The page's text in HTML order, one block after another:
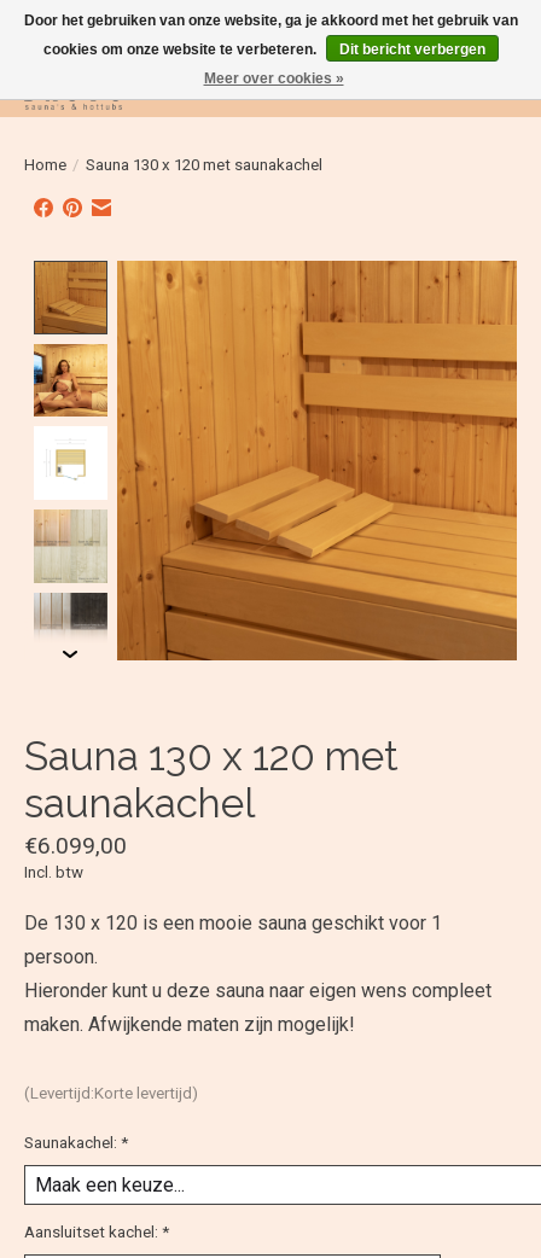
Verlanglijst
Home / Sauna 130 x 120 met saunakachel
Product image slideshow Items
Sauna 130 x 120 met
saunakachel
€6.099,00
Incl. btw
De 130 x 120 is een mooie sauna geschikt voor 1
persoon.
Hieronder kunt u deze sauna naar eigen wens compleet
maken. Afwijkende maten zijn mogelijk!
(Levertijd:Korte levertijd)
Saunakachel: *
Aansluitset kachel: *
Door het gebruiken van onze website, ga je akkoord met het gebruik van
cookies om onze website te verbeteren.
Dit bericht verbergen
Meer over cookies »